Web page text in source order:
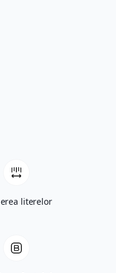
Suntem un colegiu
emoțională și pe
numerice timpurii.
cu caracterul și
face simțită
cunoștințele și
să avanseze în
Noi, la Colegiul
susținere și
curioase, pentru a
literelor